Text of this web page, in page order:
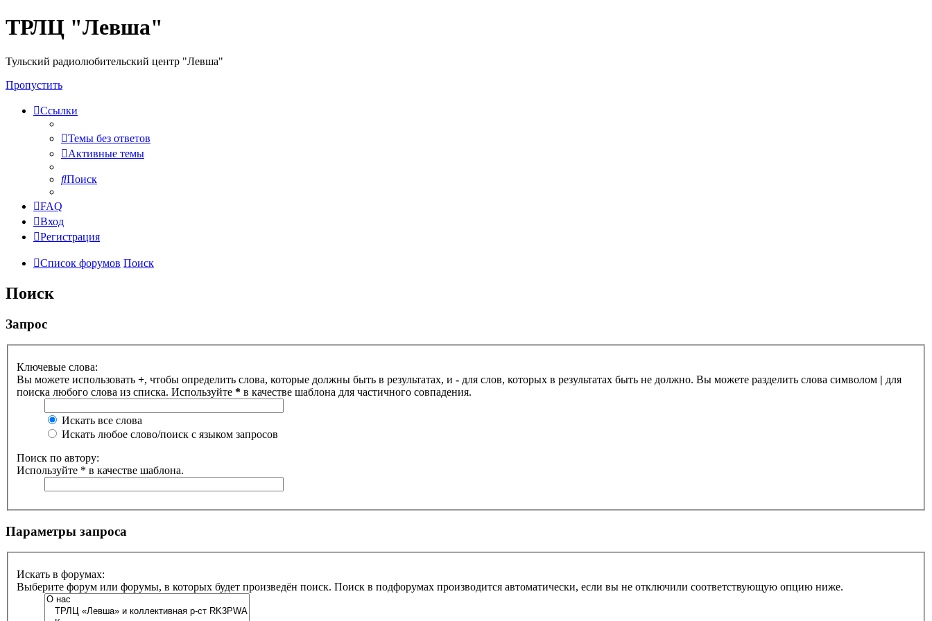
ТРЛЦ "Левша"
Тульский радиолюбительский центр "Левша"
Пропустить
Ссылки
Темы без ответов
Активные темы
Поиск
FAQ
Вход
Регистрация
Список форумов Поиск
Поиск
Запрос
Ключевые слова:
Вы можете использовать +, чтобы определить слова, которые должны быть в результатах, и - для слов, которых в результатах быть не должно. Вы можете разделить слова символом | для
поиска любого слова из списка. Используйте * в качестве шаблона для частичного совпадения.
Искать все слова
Искать любое слово/поиск с языком запросов
Поиск по автору:
Используйте * в качестве шаблона.
Параметры запроса
Искать в форумах:
Выберите форум или форумы, в которых будет произведён поиск. Поиск в подфорумах производится автоматически, если вы не отключили соответствующую опцию ниже.